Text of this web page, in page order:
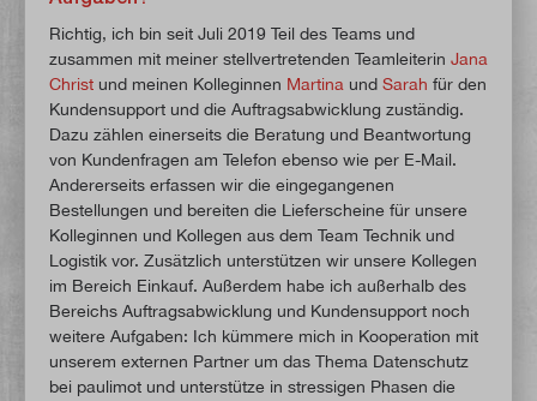
Richtig, ich bin seit Juli 2019 Teil des Teams und
zusammen mit meiner stellvertretenden Teamleiterin Jana
Christ und meinen Kolleginnen Martina und Sarah für den
Kundensupport und die Auftragsabwicklung zuständig.
Dazu zählen einerseits die Beratung und Beantwortung
von Kundenfragen am Telefon ebenso wie per E-Mail.
Andererseits erfassen wir die eingegangenen
Bestellungen und bereiten die Lieferscheine für unsere
Kolleginnen und Kollegen aus dem Team Technik und
Logistik vor. Zusätzlich unterstützen wir unsere Kollegen
im Bereich Einkauf. Außerdem habe ich außerhalb des
Bereichs Auftragsabwicklung und Kundensupport noch
weitere Aufgaben: Ich kümmere mich in Kooperation mit
unserem externen Partner um das Thema Datenschutz
bei paulimot und unterstütze in stressigen Phasen die